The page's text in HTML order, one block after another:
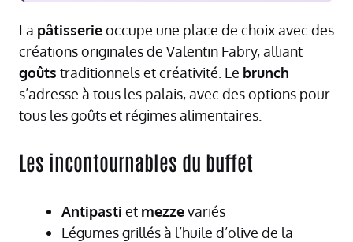
La pâtisserieoccupe une place de choix avec des
créations originales de Valentin Fabry, alliant
goûts traditionnels et créativité. Le brunch
s’adresse à tous les palais, avec des options pour
tous les goûts et régimes alimentaires.
Les incontournables du buffet
Antipasti et mezzevariés
Légumes grillés à l’huile d’olive de la